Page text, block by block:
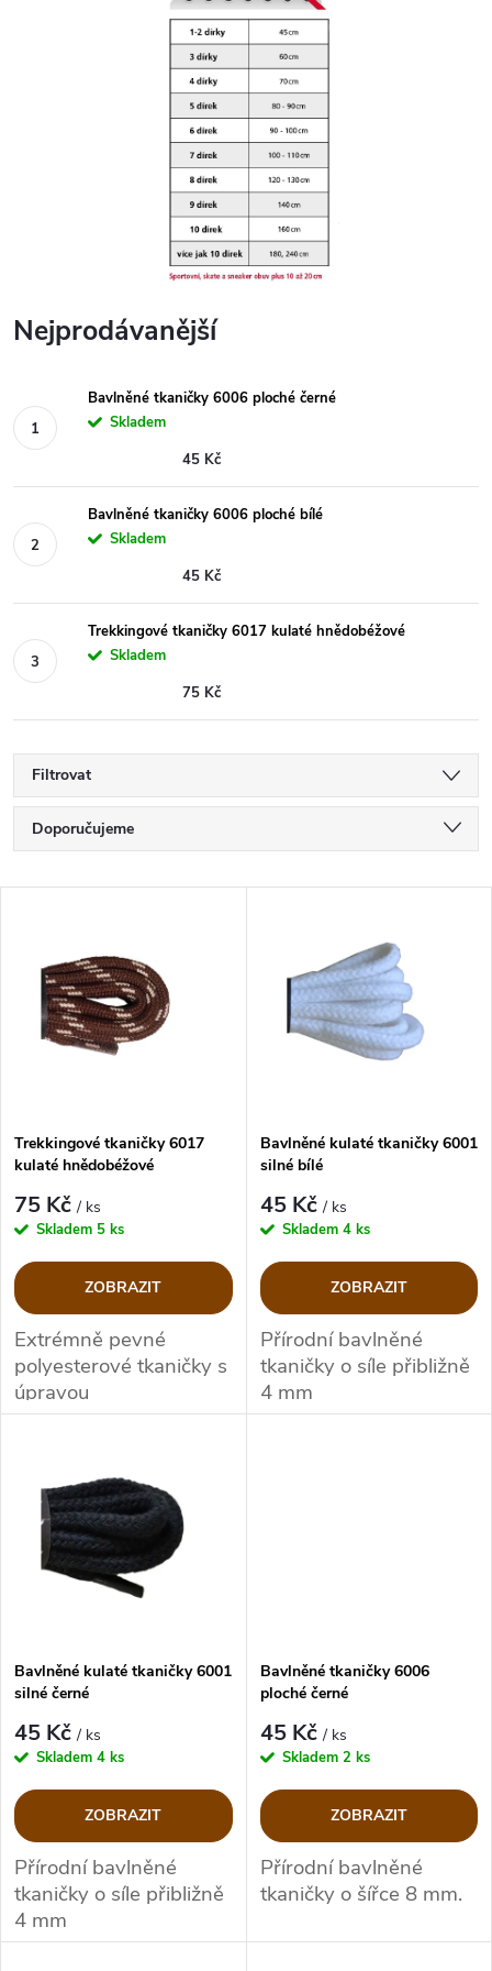
Nejprodávanější
Bavlněné tkaničky 6006 ploché černé
Skladem
45 Kč
Bavlněné tkaničky 6006 ploché bílé
Skladem
45 Kč
Trekkingové tkaničky 6017 kulaté hnědobéžové
Skladem
75 Kč
Filtrovat
Ř
a
p
r
o
d
u
Doporučujeme
Nejprodávanější
Abecedně
s
p
r
o
d
u
Trekkingové tkaničky 6017
kulaté hnědobéžové
75 Kč/ ks
Skladem 5 ks
ZOBRAZIT
Extrémně pevné
polyesterové tkaničky s
úpravou
Bavlněné kulaté tkaničky 6001
silné bílé
45 Kč/ ks
Skladem 4 ks
ZOBRAZIT
Přírodní bavlněné
tkaničky o síle přibližně
4 mm
Bavlněné kulaté tkaničky 6001
silné černé
45 Kč/ ks
Skladem 4 ks
ZOBRAZIT
Přírodní bavlněné
tkaničky o síle přibližně
4 mm
Bavlněné tkaničky 6006
ploché černé
45 Kč/ ks
Skladem 2 ks
ZOBRAZIT
Přírodní bavlněné
tkaničky o šířce 8 mm.